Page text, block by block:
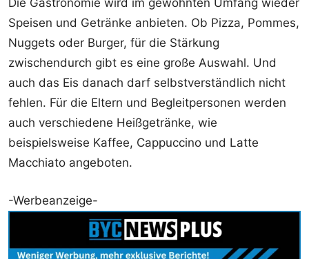
Die Gastronomie wird im gewohnten Umfang wieder
Speisen und Getränke anbieten. Ob Pizza, Pommes,
Nuggets oder Burger, für die Stärkung
zwischendurch gibt es eine große Auswahl. Und
auch das Eis danach darf selbstverständlich nicht
fehlen. Für die Eltern und Begleitpersonen werden
auch verschiedene Heißgetränke, wie
beispielsweise Kaffee, Cappuccino und Latte
Macchiato angeboten.
-Werbeanzeige-